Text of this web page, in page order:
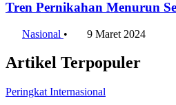
Tren Pernikahan Menurun
Nasional • 9 Maret 2024
Artikel Terpopuler
Peringkat Internasional